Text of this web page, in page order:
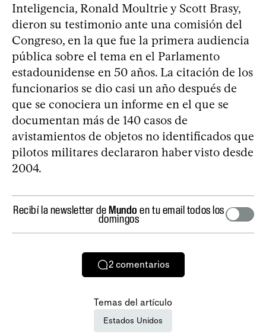
Inteligencia, Ronald Moultrie y Scott Brasy,
dieron su testimonio ante una comisión del
Congreso, en la que fue la primera audiencia
pública sobre el tema en el Parlamento
estadounidense en 50 años. La citación de los
funcionarios se dio casi un año después de
que se conociera un informe en el que se
documentan más de 140 casos de
avistamientos de objetos no identificados que
pilotos militares declararon haber visto desde
2004.
Recibí la newsletter deMundo en tu email todos los
domingos
2 comentarios
Temas del artículo
Estados Unidos